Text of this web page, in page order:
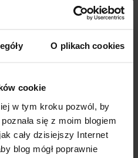
O plikach cookies
cookie
w tym kroku pozwól, by
się z moim blogiem
cały dzisiejszy Internet
blog mógł poprawnie
5, a w sumie 50. A co do
to pewnie kilkaset tysiaków
i limity więc będzie
"milionowe" obroty.